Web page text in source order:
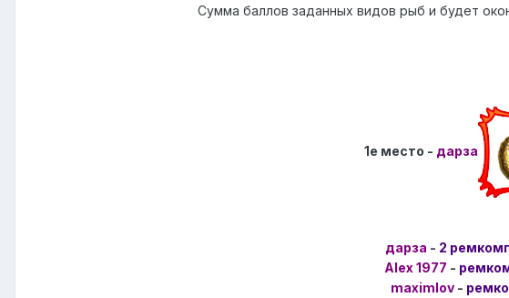
Сумма баллов заданных видов рыб и будет
1е место - дарза
дарза - 2
Alex 1977 -
maximlov -